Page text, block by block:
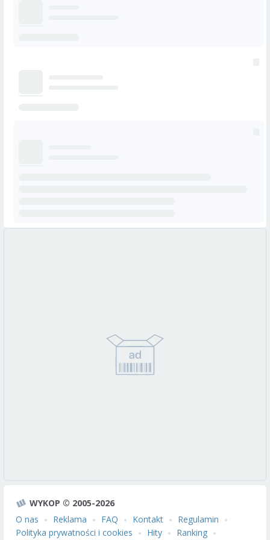
WYKOP © 2005-2026
O nas
Reklama FAQ Kontakt
Regulamin
Polityka prywatności i cookies
Hity Ranking